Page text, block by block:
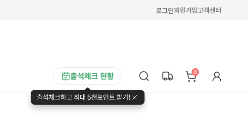
로그인회원가입고객센터
출석체크 현황
출석체크하고 최대 5천포인트 받기!
0